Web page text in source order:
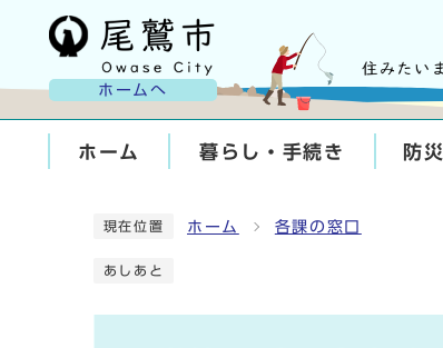
ホームへ
ホーム 暮らし・手続き 防災
現在位置 ホーム 各課の窓口
あしあと